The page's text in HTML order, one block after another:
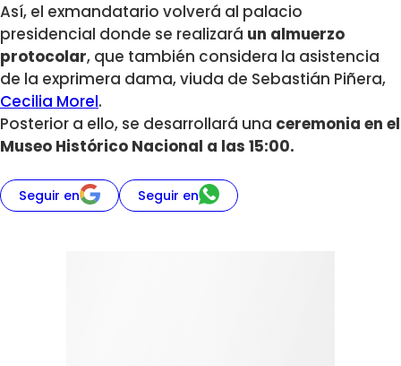
Así, el exmandatario volverá al palacio
presidencial donde se realizará un almuerzo
protocolar, que también considera la asistencia
de la exprimera dama, viuda de Sebastián Piñera,
Cecilia Morel.
Posterior a ello, se desarrollará una ceremonia en el
Museo Histórico Nacional a las 15:00.
Seguir en Seguir en